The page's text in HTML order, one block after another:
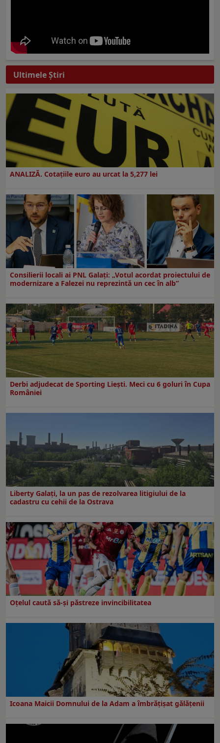
Ultimele Ştiri
ANALIZĂ. Cotațiile euro au urcat la 5,277 lei
Consilierii locali ai PNL Galaţi: „Votul acordat proiectului de
modernizare a Falezei nu reprezintă un cec în alb”
Derbi adjudecat de Sporting Liești. Meci cu 6 goluri în Cupa
României
Liberty Galați, la un pas de rezolvarea litigiului de la
cadastru cu cehii de la Ostrava
Oțelul caută să-și păstreze invincibilitatea
Icoana Maicii Domnului de la Adam a îmbrățișat gălățenii